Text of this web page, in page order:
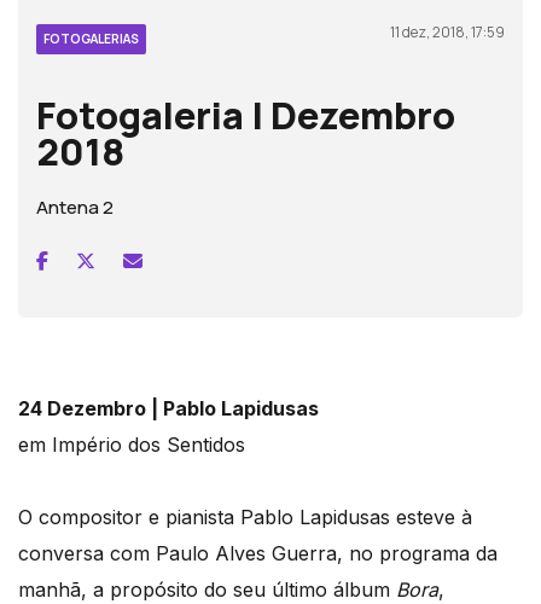
FOTOGALERIAS 11 dez, 2018, 17:59
Fotogaleria | Dezembro
2018
Antena 2
24 Dezembro | Pablo Lapidusas
em Império dos Sentidos
O compositor e pianista Pablo Lapidusas esteve à
conversa com Paulo Alves Guerra, no programa da
manhã, a propósito do seu último álbum Bora,